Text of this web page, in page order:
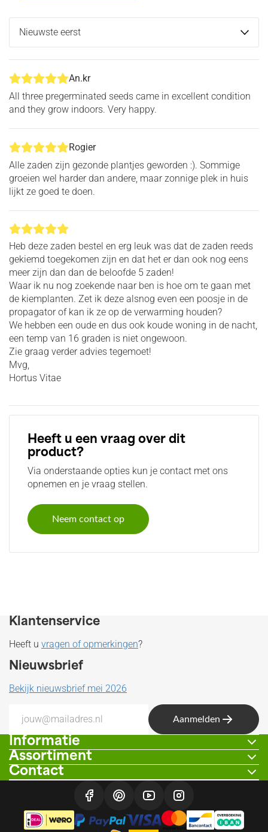
An.kr
All three pregerminated seeds came in excellent condition
and they grow indoors. Very happy.
Rogier
Alle zaden zijn gezonde plantjes geworden :). Sommige
groeien wel harder dan andere, maar zonnige plek in huis
lijkt ze goed te doen.
Heb deze zaden bestel en erg leuk was dat de zaden reeds
gekiemd toegekomen zijn en dat het er dan ook nog eens
meer zijn dan dan de beloofde 5 zaden!
Waar ik nu nog zoekende naar ben is hoe om te gaan met
de kiemplanten. Zet ik deze alsnog even een poosje in de
propagator of kan ik ze op de verwarming houden?
We hebben een oude en dus ook koude woning in de nacht,
een temp van 16 graden is niet ongewoon.
Zie graag verder advies tegemoet!
Mvg,
Hortus Vitae
Heeft u een vraag over dit
product?
Via onderstaande opties kun je contact met ons
opnemen en je vraag stellen.
Neem contact op
Klantenservice
Heeft u vragen of opmerkingen?
Nieuwsbrief
Bekijk nieuwsbrief mei 2026
Aanmelden
Informatie
Assortiment
Contact